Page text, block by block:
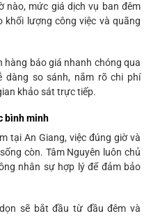
nào, mức giá dịch vụ ban đêm
lượng công việc và quãng
hàng báo giá nhanh chóng qua
dàng so sánh, nắm rõ chi phí
khảo sát trực tiếp.
bình minh
tại An Giang, việc đúng giờ và
còn. Tâm Nguyên luôn chủ
nhân sự hợp lý để đảm bảo
sẽ bắt đầu từ đầu đêm và